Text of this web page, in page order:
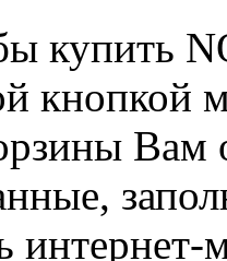
купить
Вам